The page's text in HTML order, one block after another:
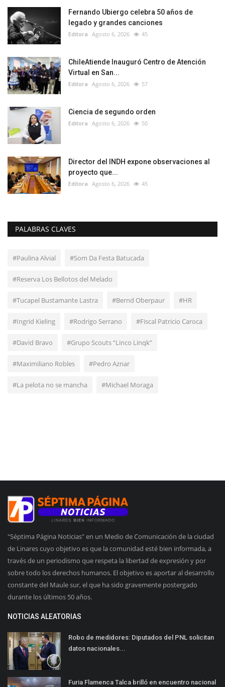
Fernando Ubiergo celebra 50 años de
legado y grandes canciones
Editora Agosto 6, 2026 45
ChileAtiende Inauguró Centro de Atención
Virtual en San...
Editora Agosto 6, 2026 57
Ciencia de segundo orden
Editora Agosto 6, 2026 50
Director del INDH expone observaciones al
proyecto que...
Editora Agosto 6, 2026 45
PALABRAS CLAVES
#Paulina Alvial #Som Da Festa Batucada
#Reserva Los Bellotos del Melado
#Tucapel Bustamante Lastra #Bernd Oberpaur #HR
#Ingrid Kieling #Rodrigo Serrano #Fiscal Patricio Caroca
#David Bravo #Grupo Scouts “Linco Linqk”
#Maximiliano Robles #Pedro Aznar
#La pelota no se mancha #Michael Moraga
"Séptima Página Noticias" en un Medio de Comunicación de la ciudad
de Linares cuyo objetivo es que la comunidad esté bien informada, a
través de un periodismo que respeta la libertad de expresión y por
sobre todo los derechos humanos. El objetivo es aportar al desarrollo
constante del Maule sur, el que ha sido gravemente postergado
durante los últimos 50 años.
NOTICIAS ALEATORIAS
Robo de medidores: Diputados del PNL solicitan
datos nacionales...
Furia Flamenca Talca brilló en encuentro nacional